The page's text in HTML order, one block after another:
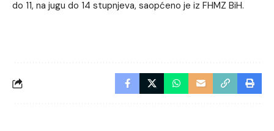
do 11, na jugu do 14 stupnjeva, saopćeno je iz FHMZ BiH.